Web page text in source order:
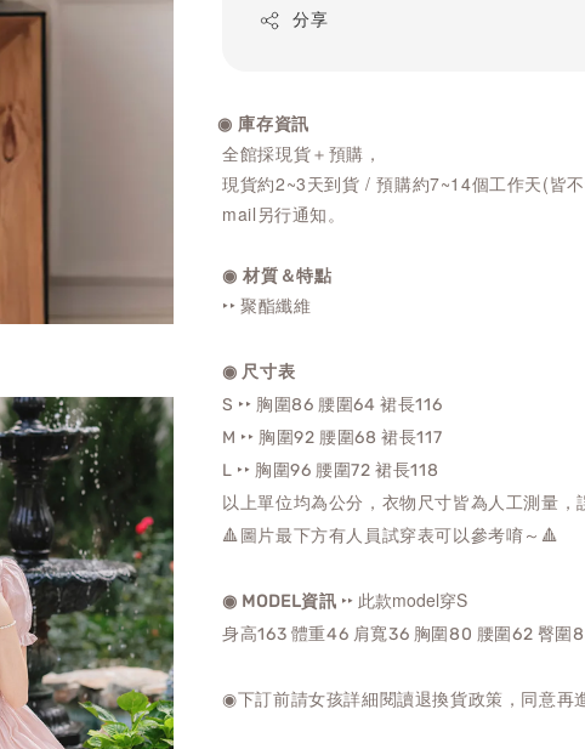
分享
◉ 庫存資訊
全館採現貨＋預購，
現貨約2~3天到貨 / 預購約7~14個工作天(皆
mail另行通知。
◉ 材質＆特點
‣‣ 聚酯纖維
◉ 尺寸表
S ‣‣ 胸圍86 腰圍64 裙長116
M ‣‣ 胸圍92 腰圍68 裙長117
L ‣‣ 胸圍96 腰圍72裙長118
以上單位均為公分，衣物尺寸皆為人工測量，
🔺圖片最下方有人員試穿表可以參考唷～🔺
◉ MODEL資訊 ‣‣ 此款model穿S
身高163 體重46 肩寬36 胸圍80 腰圍62 臀圍
◉下訂前請女孩詳細閱讀退換貨政策，同意再